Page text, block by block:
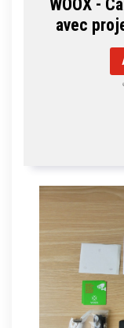
WOOX -
avec